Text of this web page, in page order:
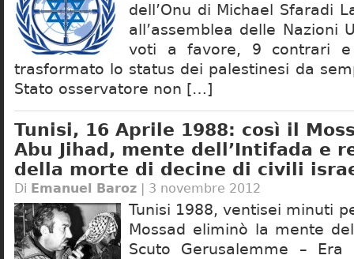
dell’Onu di Michael Sfaradi
all’assemblea delle Nazioni
voti a favore, 9 contrari
trasformato lo status dei palestinesi da
Stato osservatore non […]
Tunisi, 16 Aprile 1988: così il
Abu Jihad, mente dell’Intifada e
della morte di decine di civili
Di Emanuel Baroz | 3 novembre 2012
Tunisi 1988, ventisei minuti
Mossad eliminò la mente
Scuto Gerusalemme –